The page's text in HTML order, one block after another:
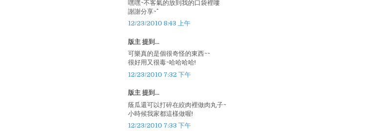
嘿嘿~不客氣的放到我的口袋裡嘍
謝謝分享~^^
12/23/2010 8:43 上午
版主 提到...
可樂真的是個很奇怪的東西~~
很好用又很毒~哈哈哈哈!
12/23/2010 7:32 下午
版主 提到...
蔭瓜還可以打碎在絞肉裡做肉丸子~
小時候我家都這樣做喔!
12/23/2010 7:33 下午